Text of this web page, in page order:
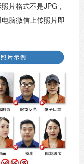
片格式不是JPG，
脑微信上传照片即